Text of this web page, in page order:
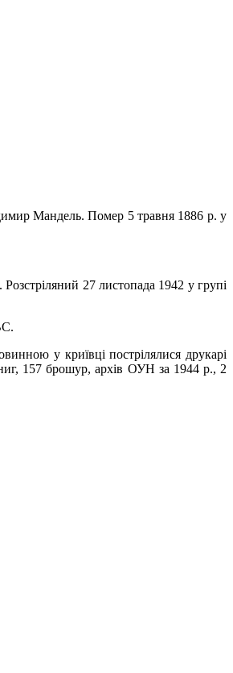
Мандель. Помер 5 травня 1886 р. у
27 листопада 1942 у групі
у криївці пострілялися друкарі
157 брошур, архів ОУН за 1944 р., 2